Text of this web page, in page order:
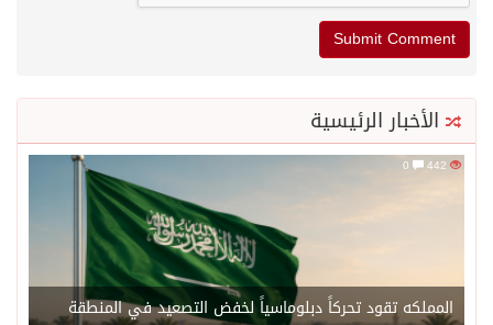
الأخبار الرئيسية
المملكه تقود تحركاً دبلوماسياً لخفض التصعيد في المنطقة